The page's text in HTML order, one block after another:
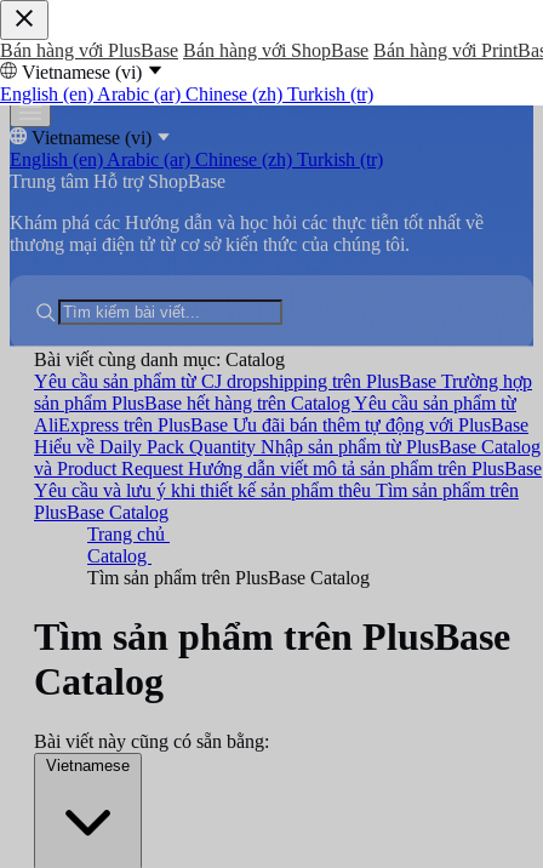
Bán hàng với PlusBase Bán hàng với ShopBase Bán hàng với
Vietnamese (vi)
English (en) Arabic (ar) Chinese (zh) Turkish (tr)
Vietnamese (vi)
English (en) Arabic (ar) Chinese (zh) Turkish (tr)
Trung tâm Hỗ trợ ShopBase
Khám phá các Hướng dẫn và học hỏi các thực tiễn tốt nhất về
thương mại điện tử từ cơ sở kiến thức của chúng tôi.
Bài viết cùng danh mục: Catalog
Yêu cầu sản phẩm từ CJ dropshipping trên PlusBase Trường hợp
sản phẩm PlusBase hết hàng trên CatalogYêu cầu sản phẩm từ
AliExpress trên PlusBase Ưu đãi bán thêm tự động với PlusBase
Hiểu về Daily Pack Quantity Nhập sản phẩm từ PlusBase Catalog
và Product Request Hướng dẫn viết mô tả sản phẩm trên PlusBase
Yêu cầu và lưu ý khi thiết kế sản phẩm thêu Tìm sản phẩm trên
PlusBase Catalog
Trang chủ
Catalog
Tìm sản phẩm trên PlusBase Catalog
Tìm sản phẩm trên PlusBase
Catalog
Bài viết này cũng có sẵn bằng:
Vietnamese